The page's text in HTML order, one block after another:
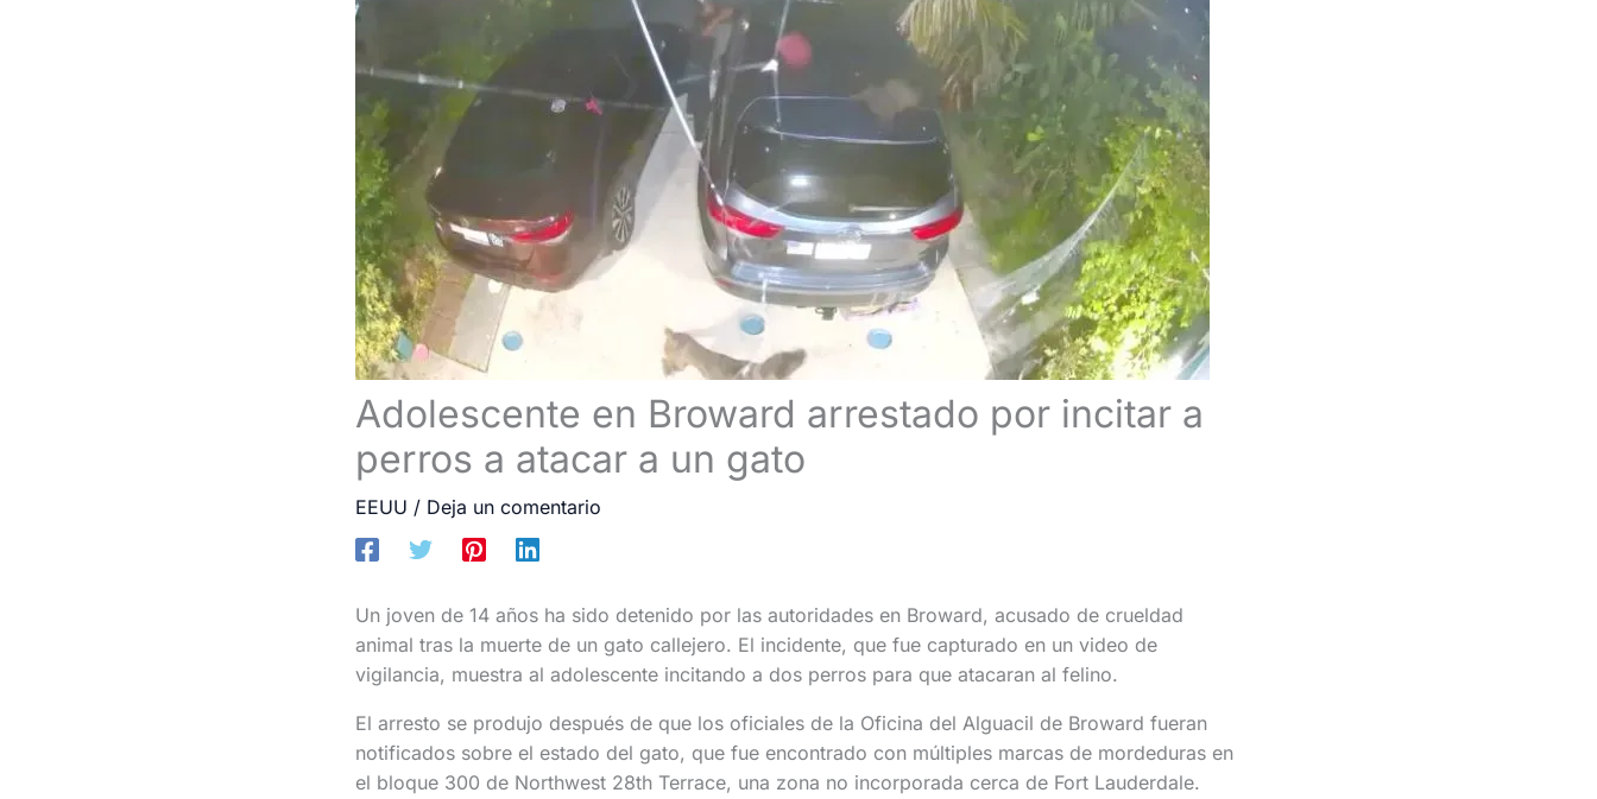
Adolescente en Broward arrestado por incitar a
perros a atacar a un gato
EEUU / Deja un comentario
Un joven de 14 años ha sido detenido por las autoridades en Broward, acusado de crueldad
animal tras la muerte de un gato callejero. El incidente, que fue capturado en un video de
vigilancia, muestra al adolescente incitando a dos perros para que atacaran al felino.
El arresto se produjo después de que los oficiales de la Oficina del Alguacil de Broward fueran
notificados sobre el estado del gato, que fue encontrado con múltiples marcas de mordeduras en
el bloque 300 de Northwest 28th Terrace, una zona no incorporada cerca de Fort Lauderdale.